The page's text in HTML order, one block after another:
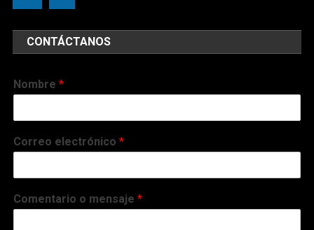
CONTÁCTANOS
Nombre*
Correo electrónico*
Comentario o mensaje*